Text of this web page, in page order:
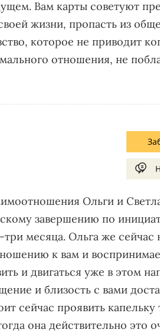
Вам карты советуют
жизни, пропасть из
которое не приводит
отношения, не
Ольги и
завершению по
три месяца. Ольга же
к вам и
и двигаться уже в этом
и близость с вами
сейчас проявить капельку
она действительно это